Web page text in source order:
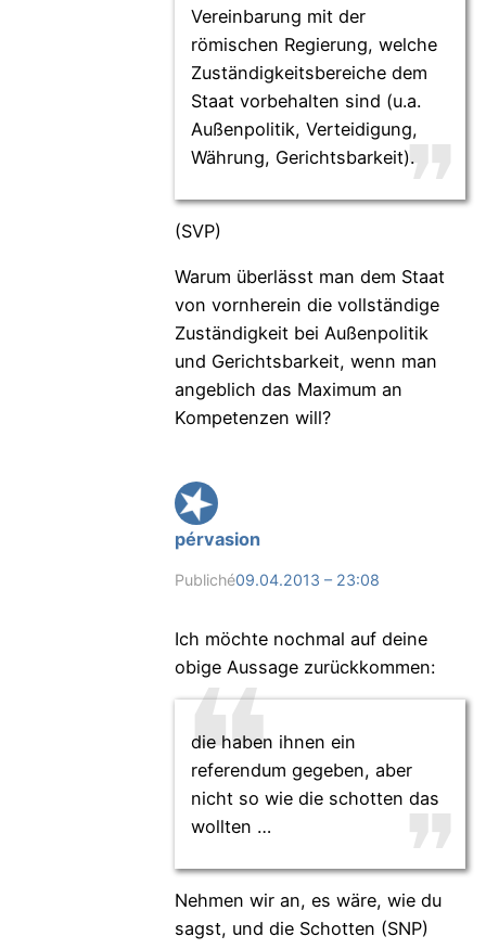
Vereinbarung mit der
römischen Regierung, welche
Zuständigkeitsbereiche dem
Staat vorbehalten sind (u.a.
Außenpolitik, Verteidigung,
Währung, Gerichtsbarkeit).
(SVP)
Warum überlässt man dem Staat
von vornherein die vollständige
Zuständigkeit bei Außenpolitik
und Gerichtsbarkeit, wenn man
angeblich das Maximum an
Kompetenzen will?
pérvasion
Publiché09.04.2013 – 23:08
Ich möchte nochmal auf deine
obige Aussage zurückkommen:
die haben ihnen ein
referendum gegeben, aber
nicht so wie die schotten das
wollten …
Nehmen wir an, es wäre, wie du
sagst, und die Schotten (SNP)